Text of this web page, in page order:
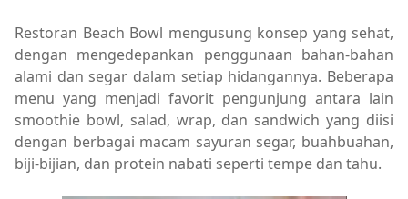
Restoran Beach Bowl mengusung konsep yang sehat,
dengan mengedepankan penggunaan bahan-bahan
alami dan segar dalam setiap hidangannya. Beberapa
menu yang menjadi favorit pengunjung antara lain
smoothie bowl, salad, wrap, dan sandwich yang diisi
dengan berbagai macam sayuran segar, buahbuahan,
biji-bijian, dan protein nabati seperti tempe dan tahu.